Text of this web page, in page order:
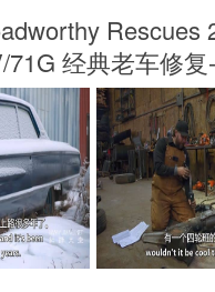
Rescues
经典老车修复